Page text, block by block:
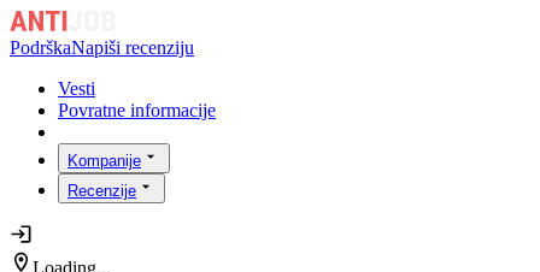
PodrškaNapiši recenziju
Vesti
Povratne informacije
Kompanije
Recenzije
Loading...